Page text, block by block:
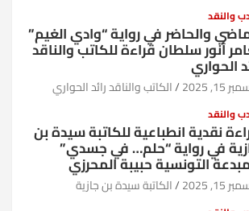
والنقد
والحاضر في رواية “وادي الغيم”
أنور سلطان قراءة للكاتب والناقد
الحواري
15, 2025 الكاتب والناقد رائد الحواري
والنقد
نقدية انطباعية للكاتبة سيدة بن
في رواية “حلم… في جسدي”
التونسية حبيبة المحرزي
15, 2025 الكاتبة سيدة بن جازية